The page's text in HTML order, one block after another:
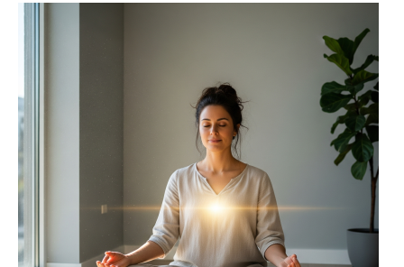
Test
Hledáte
účinnou
pomoc
Videa